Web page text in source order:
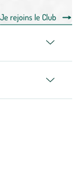
Je rejoins le Club